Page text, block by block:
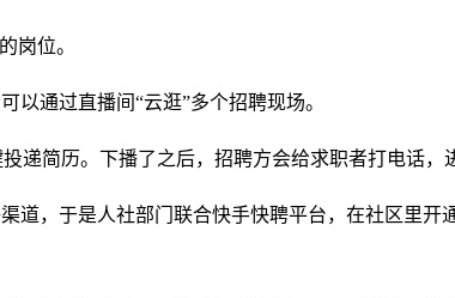
岗位。
以通过直播间“云逛”多个招聘现场。
递简历。下播了之后，招聘方会给求职者打电话，
，于是人社部门联合快手快聘平台，在社区里开